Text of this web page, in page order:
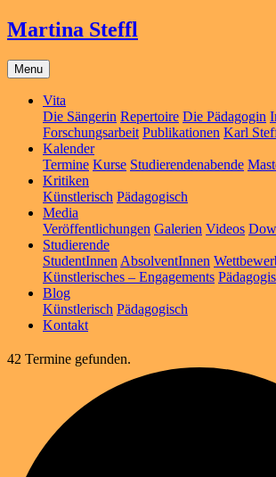
Martina Steffl
Menu
Vita
Die Sängerin Repertoire Die Pädagogin
Forschungsarbeit Publikationen Karl
Kalender
Termine Kurse Studierendenabende
Kritiken
Künstlerisch Pädagogisch
Media
Veröffentlichungen Galerien Videos
Studierende
StudentInnen AbsolventInnen
Künstlerisches – Engagements
Blog
Künstlerisch Pädagogisch
Kontakt
42 Termine gefunden.